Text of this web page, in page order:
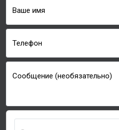
Ваше имя
Телефон
Сообщение (необязательно)